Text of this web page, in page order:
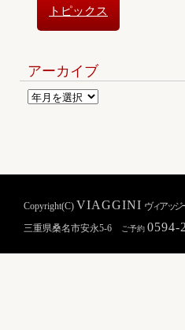
トピックス
アーカイブ
Copyright(C) VIAGGINI ヴィアッジ
三重県桑名市安永5-6
ご予約 0594-